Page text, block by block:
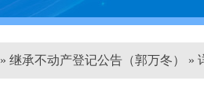
» 继承不动产登记公告（郭万冬） »